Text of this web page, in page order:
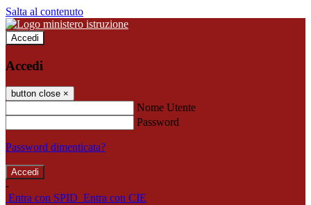
Salta al contenuto
Accedi
Accedi
button close ×
Nome Utente
Password
Password dimenticata?
-
Entra con SPID Entra con CIE